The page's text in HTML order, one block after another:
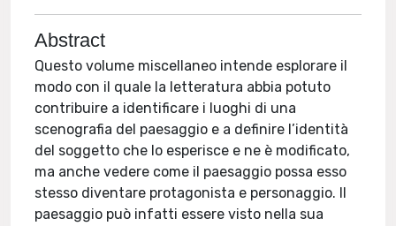
Abstract
Questo volume miscellaneo intende esplorare il
modo con il quale la letteratura abbia potuto
contribuire a identificare i luoghi di una
scenografia del paesaggio e a definire l’identità
del soggetto che lo esperisce e ne è modificato,
ma anche vedere come il paesaggio possa esso
stesso diventare protagonista e personaggio. Il
paesaggio può infatti essere visto nella sua